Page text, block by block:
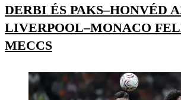
DERBI ÉS PAKS–HONVÉD
LIVERPOOL–MONACO
MECCS